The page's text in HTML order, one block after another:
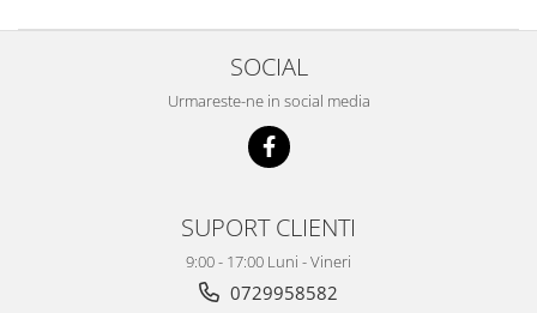
SOCIAL
Urmareste-ne in social media
SUPORT CLIENTI
9:00 - 17:00 Luni - Vineri
0729958582